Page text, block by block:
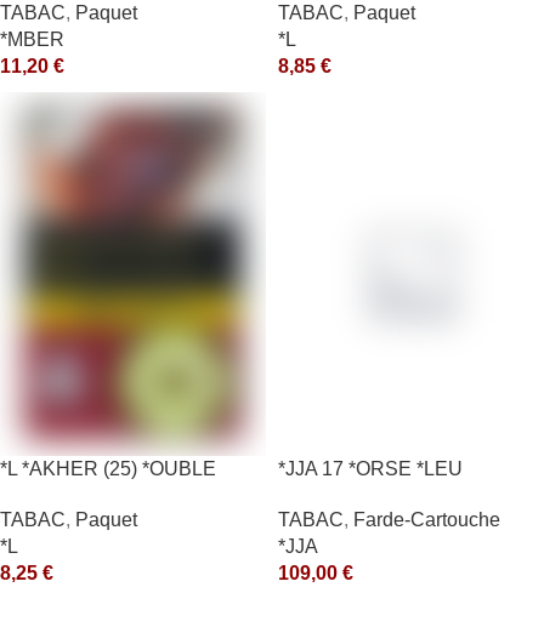
TABAC, Paquet
*MBER
11,20 €
TABAC, Paquet
*L
8,85 €
*L *AKHER (25) *OUBLE
TABAC, Paquet
*L
8,25 €
*JJA 17 *ORSE *LEU
TABAC, Farde-Cartouche
*JJA
109,00 €